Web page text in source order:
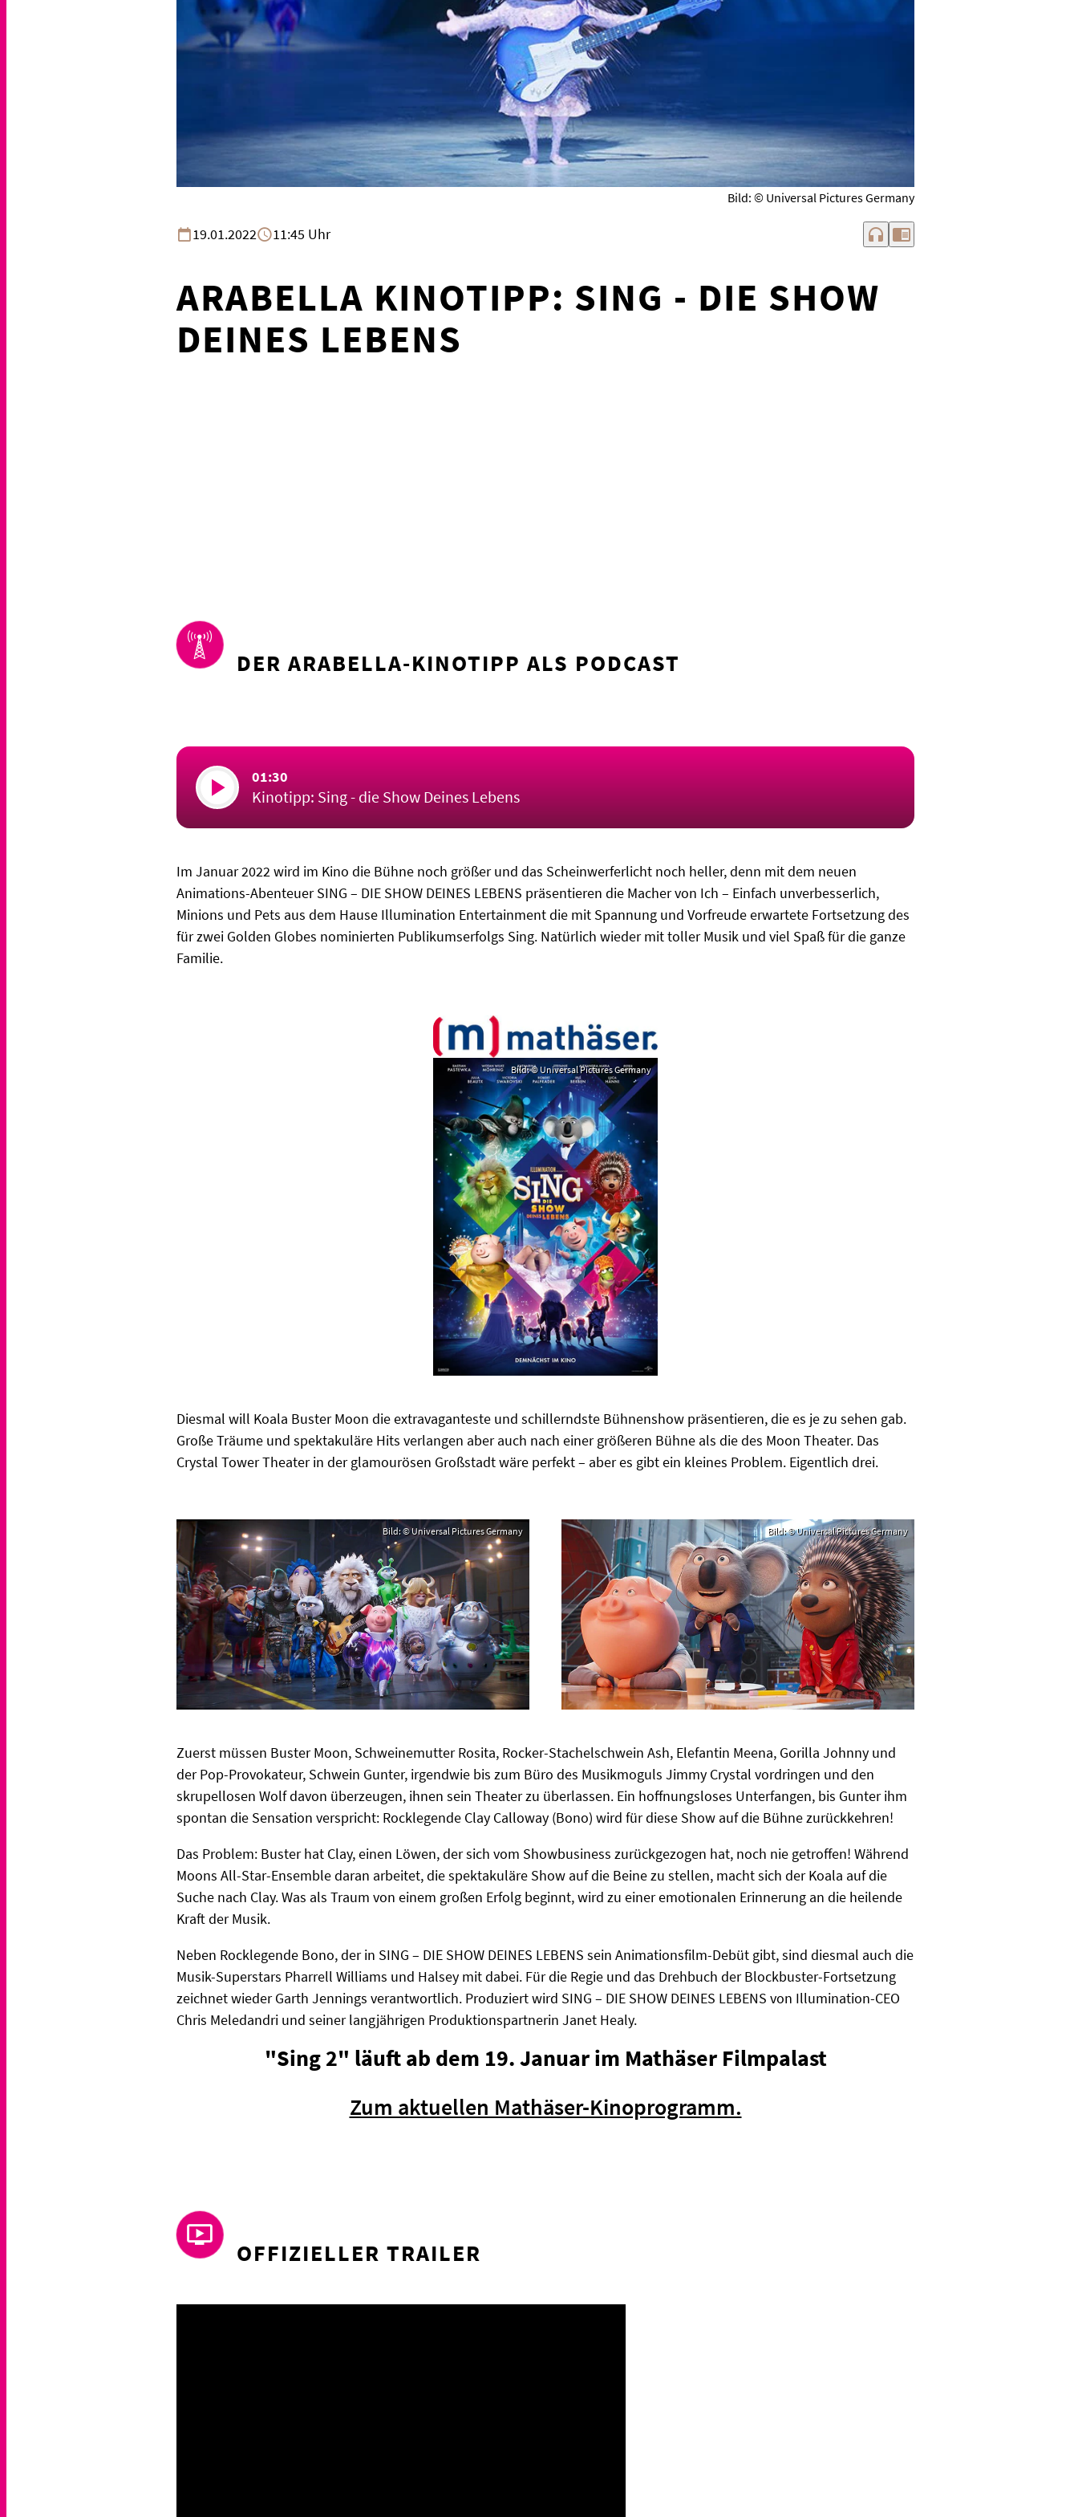
Bild: © Universal Pictures Germany
19.01.2022 11:45 Uhr headphones chrome_reader_mode
ARABELLA KINOTIPP: SING - DIE SHOW
DEINES LEBENS
DER ARABELLA-KINOTIPP ALS PODCAST
01:30
Kinotipp: Sing - die Show Deines Lebens
Im Januar 2022 wird im Kino die Bühne noch größer und das Scheinwerferlicht noch heller, denn mit dem neuen
Animations-Abenteuer SING – DIE SHOW DEINES LEBENS präsentieren die Macher von Ich – Einfach unverbesserlich,
Minions und Pets aus dem Hause Illumination Entertainment die mit Spannung und Vorfreude erwartete Fortsetzung des
für zwei Golden Globes nominierten Publikumserfolgs Sing. Natürlich wieder mit toller Musik und viel Spaß für die ganze
Familie.
Bild: © Universal Pictures Germany
Diesmal will Koala Buster Moon die extravaganteste und schillerndste Bühnenshow präsentieren, die es je zu sehen gab.
Große Träume und spektakuläre Hits verlangen aber auch nach einer größeren Bühne als die des Moon Theater. Das
Crystal Tower Theater in der glamourösen Großstadt wäre perfekt – aber es gibt ein kleines Problem. Eigentlich drei.
Bild: © Universal Pictures Germany Bild: © Universal Pictures Germany
Zuerst müssen Buster Moon, Schweinemutter Rosita, Rocker-Stachelschwein Ash, Elefantin Meena, Gorilla Johnny und
der Pop-Provokateur, Schwein Gunter, irgendwie bis zum Büro des Musikmoguls Jimmy Crystal vordringen und den
skrupellosen Wolf davon überzeugen, ihnen sein Theater zu überlassen. Ein hoffnungsloses Unterfangen, bis Gunter ihm
spontan die Sensation verspricht: Rocklegende Clay Calloway (Bono) wird für diese Show auf die Bühne zurückkehren!
Das Problem: Buster hat Clay, einen Löwen, der sich vom Showbusiness zurückgezogen hat, noch nie getroffen! Während
Moons All-Star-Ensemble daran arbeitet, die spektakuläre Show auf die Beine zu stellen, macht sich der Koala auf die
Suche nach Clay. Was als Traum von einem großen Erfolg beginnt, wird zu einer emotionalen Erinnerung an die heilende
Kraft der Musik.
Neben Rocklegende Bono, der in SING – DIE SHOW DEINES LEBENS sein Animationsfilm-Debüt gibt, sind diesmal auch die
Musik-Superstars Pharrell Williams und Halsey mit dabei. Für die Regie und das Drehbuch der Blockbuster-Fortsetzung
zeichnet wieder Garth Jennings verantwortlich. Produziert wird SING – DIE SHOW DEINES LEBENS von Illumination-CEO
Chris Meledandri und seiner langjährigen Produktionspartnerin Janet Healy.
"Sing 2" läuft ab dem 19. Januar im Mathäser Filmpalast
Zum aktuellen Mathäser-Kinoprogramm.
OFFIZIELLER TRAILER